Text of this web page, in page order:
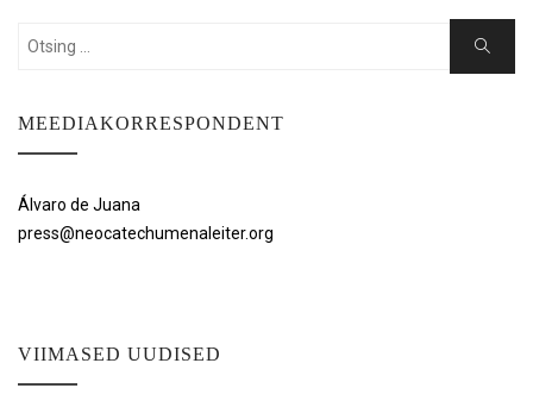
Search
Search
MEEDIAKORRESPONDENT
Álvaro de Juana
press@neocatechumenaleiter.org
VIIMASED UUDISED